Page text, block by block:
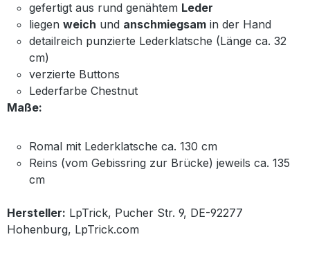
gefertigt aus rund genähtem Leder
liegen weich und anschmiegsam in der Hand
detailreich punzierte Lederklatsche (Länge ca. 32
cm)
verzierte Buttons
Lederfarbe Chestnut
Maße:
Romal mit Lederklatsche ca. 130 cm
Reins (vom Gebissring zur Brücke) jeweils ca. 135
cm
Hersteller: LpTrick, Pucher Str. 9, DE-92277
Hohenburg, LpTrick.com